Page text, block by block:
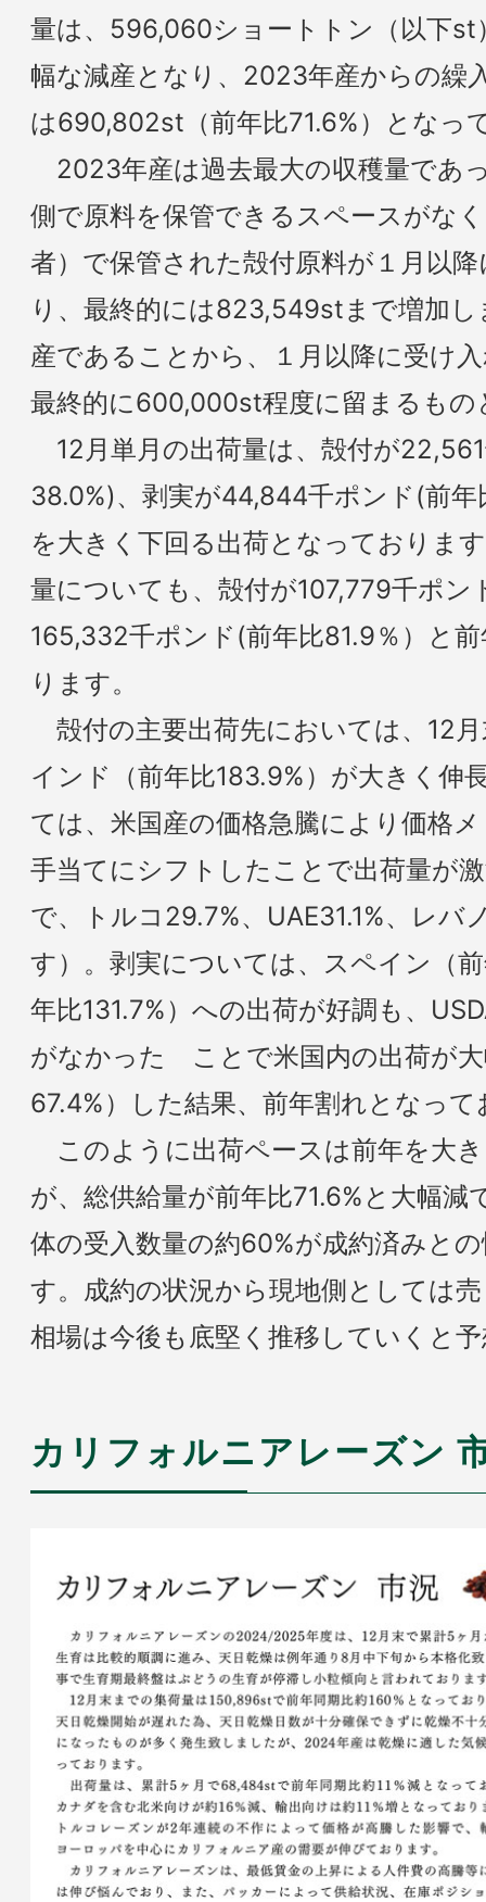
量は、596,060ショートトン（以下st
幅な減産となり、2023年産からの繰
は690,802st（前年比71.6%）となっ
2023年産は過去最大の収穫量であ
側で原料を保管できるスペースがな
者）で保管された殻付原料が１月以
り、最終的には823,549stまで増加
産であることから、１月以降に受け
最終的に600,000st程度に留まるもの
12月単月の出荷量は、殻付が
38.0%)、剥実が44,844千ポンド(前
を大きく下回る出荷となっておりま
量についても、殻付が107,779千ポン
165,332千ポンド(前年比81.9％）と
ります。
殻付の主要出荷先においては、12
インド（前年比183.9%）が大きく伸
ては、米国産の価格急騰により価格
手当てにシフトしたことで出荷量が
で、トルコ29.7%、UAE31.1%、レバ
す）。剥実については、スペイン（
年比131.7%）への出荷が好調も、
がなかった ことで米国内の出荷が大
67.4%）した結果、前年割れとなっ
このように出荷ペースは前年を大
が、総供給量が前年比71.6%と大幅減
体の受入数量の約60%が成約済みと
す。成約の状況から現地側としては
相場は今後も底堅く推移していくと
カリフォルニアレーズン